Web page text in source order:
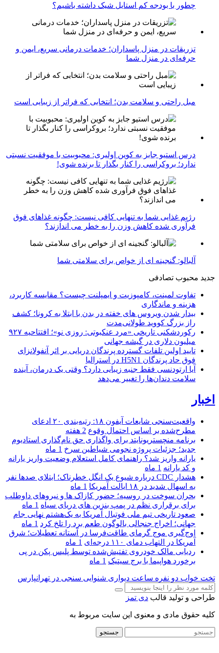
چطور با بودجه کم استایل شیک داشته باشیم؟
تزریقات در منزل پاسداران؛ خدمات درمانی سریع، ایمن و
حرفه‌ای در منزل شما
مبل راحتی و سلامت بدن؛ انتخابی که فراتر از زیبایی است
درس استیو جابز به کوین اولیری: محبوبیت با موفقیت نسبتی
ندارد؛ بروکراسی را کنار بگذار تا برنده شوی!
رژیم غذایی شما به تنهایی کافی نیست: چگونه غذاهای فوق
فرآوری شده کاهش وزن را به خطر می اندازند؟
آلبالو: گنجینه ای از خواص برای سلامتی شما
جدید محبوب تصادفی
تفاوت لمینت، کامپوزیت و ایمپلنت چیست؟ مقایسه کاربرد،
هزینه و ماندگاری
بیدار شدن ویروس‌ های خفته در بدن با ابتلا به کرونا؛ کشف
راز بزرگ کووید طولانی‌مدت
رکوردشکنی تاریخی «مرد عنکبوتی: روزی نو»؛ افتتاحیه ۹۲۷
میلیون دلاری در گیشه جهانی
تایید اولین تلفات گسترده پرندگان دریایی بر اثر آنفولانزای
فوق حاد پرندگان H5N1 در استرالیا
آیا ارتودنسی فقط جنبه زیبایی دارد؟ وقتی یک درمان، آینده
سلامت دندان‌ها را تغییر می‌دهد
اخبار
واقعیت‌سنجی شایعات آیفون ۱۸: رتبه‌بندی ۲۰ ادعای
مطرح‌شده بر اساس احتمال وقوع 2 هفته
برنامه منچستریونایتد برای واگذاری حق نام‌گذاری استادیوم
جدید؛ جزئیات پروژه نجومی شیاطین سرخ 1 ماه
یارانه واریز شد؟ راهنمای کامل استعلام وضعیت واریز یارانه
و کد یارانه 1 ماه
هشدار CDC درباره شیوع یک انگل خطرناک؛ ابتلای صدها نفر
به اسهال شدید در ۱۸ ایالت آمریکا
1 ماه
بحران سوخت در روسیه؛ حضور کازاک‌ ها و نیروهای داوطلب
برای برقراری نظم در پمپ بنزین‌ های دریای سیاه 1 ماه
صعود تاریخی تیم ملی فوتبال آمریکا به یک‌هشتم نهایی جام
جهانی؛ اخراج جنجالی بالوگون طعم برد را تلخ کرد 1 ماه
اوج‌گیری موج گرمای طاقت‌فرسا در آستانه تعطیلات؛ شرق
آمریکا در التهاب دمای ۱۱۰ درجه‌ای
1 ماه
ردیابی مالک خودروی تفتیش‌شده توسط پلیس پکن در پی
برخورد هواپیما با برج سیتیک 1 ماه
تخت خواب دو نفره ساعت دیواری شنوایی سنجی در تهرانپارس
طراحی و تولید قالب دی تمز
کلیه حقوق مادی و معنوی این سایت مربوط به
جستجو